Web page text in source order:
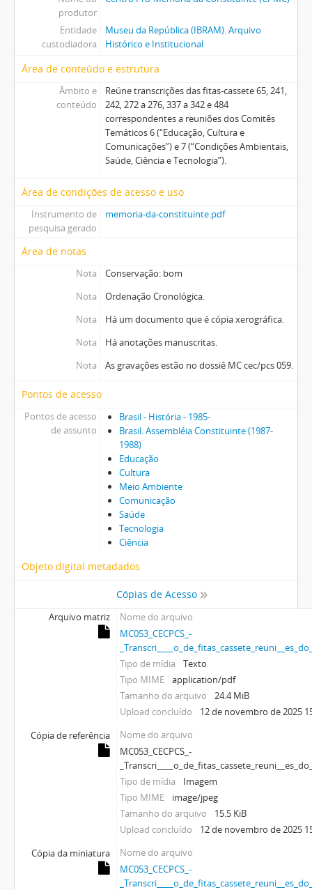
produtor
Entidade
custodiadora
Museu da República (IBRAM). Arquivo
Histórico e Institucional
Área de conteúdo e estrutura
Âmbito e
conteúdo
Reúne transcrições das fitas-cassete 65, 241,
242, 272 a 276, 337 a 342 e 484
correspondentes a reuniões dos Comitês
Temáticos 6 (“Educação, Cultura e
Comunicações”) e 7 (“Condições Ambientais,
Saúde, Ciência e Tecnologia”).
Área de condições de acesso e uso
Instrumento de
pesquisa gerado
memoria-da-constituinte.pdf
Área de notas
Nota
Conservação: bom
Nota
Ordenação Cronológica.
Nota
Há um documento que é cópia xerográfica.
Nota
Há anotações manuscritas.
Nota
As gravações estão no dossiê MC cec/pcs 059.
Pontos de acesso
Pontos de acesso
de assunto
Brasil - História - 1985-
Brasil. Assembléia Constituinte (1987-
1988)
Educação
Cultura
Meio Ambiente
Comunicação
Saúde
Tecnologia
Ciência
Objeto digital metadados
Cópias de Acesso
Arquivo matriz
Nome do arquivo
MC053_CECPCS_-
Tipo de mídia
Texto
Tipo MIME
application/pdf
Tamanho do arquivo
24.4 MiB
Upload concluído
12 de novembro de 2025
Cópia de referência
Nome do arquivo
MC053_CECPCS_-
Tipo de mídia
Imagem
Tipo MIME
image/jpeg
Tamanho do arquivo
15.5 KiB
Upload concluído
12 de novembro de 2025
Cópia da miniatura
Nome do arquivo
MC053_CECPCS_-